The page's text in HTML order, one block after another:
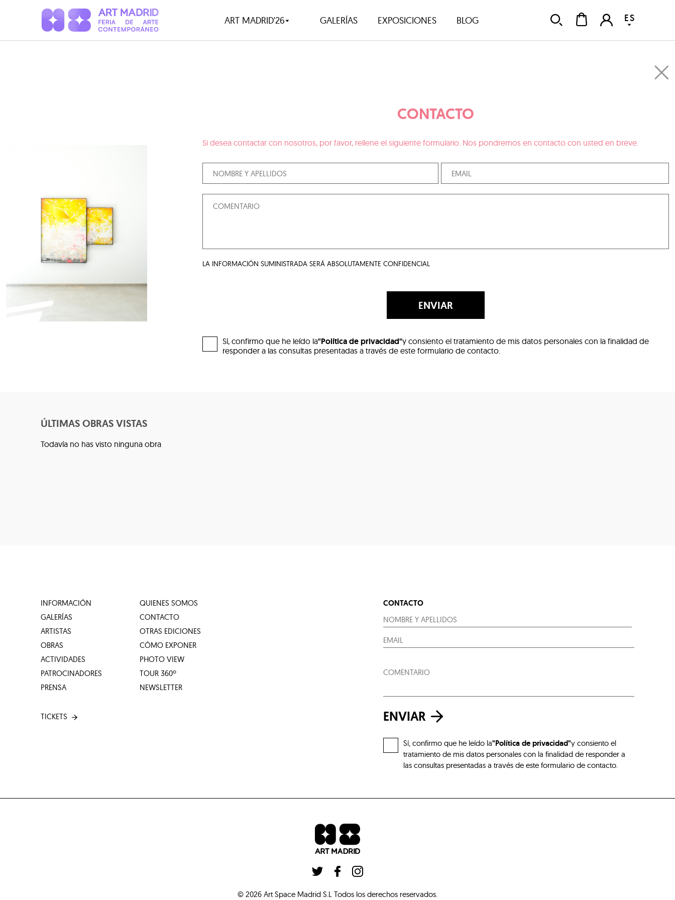
ART MADRID'26 GALERÍAS EXPOSICIONES BLOG ES
CONTACTO
Si desea contactar con nosotros, por favor, rellene el siguiente formulario. Nos pondremos en contacto con usted en breve.
LA INFORMACIÓN SUMINISTRADA SERÁ ABSOLUTAMENTE CONFIDENCIAL
ENVIAR
Sí, confirmo que he leído la"Política de privacidad"y consiento el tratamiento de mis datos personales con la finalidad de
responder a las consultas presentadas a través de este formulario de contacto.
ÚLTIMAS OBRAS VISTAS
Todavía no has visto ninguna obra
INFORMACIÓN
GALERÍAS
ARTISTAS
OBRAS
ACTIVIDADES
PATROCINADORES
PRENSA
TICKETS
QUIENES SOMOS
CONTACTO
OTRAS EDICIONES
CÓMO EXPONER
PHOTO VIEW
TOUR 360º
NEWSLETTER
CONTACTO
ENVIAR
Sí, confirmo que he leído la"Política de privacidad"y consiento el
tratamiento de mis datos personales con la finalidad de responder a
las consultas presentadas a través de este formulario de contacto.
© 2026 Art Space Madrid S.L Todos los derechos reservados